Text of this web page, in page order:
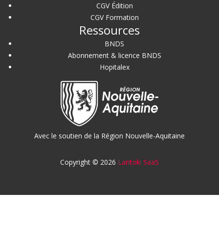
CGV Édition
CGV Formation
Ressources
BNDS
Abonnement & licence BNDS
Hopitalex
Avec le soutien de la Région Nouvelle-Aquitaine
Copyright © 2026 Lantoki SaaS